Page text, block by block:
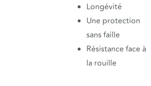
Longévité
Une protection
sans faille
Résistance face à
la rouille